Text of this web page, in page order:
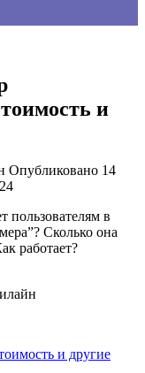
и
Опубликовано 14
пользователям в
Сколько она
работает?
и другие